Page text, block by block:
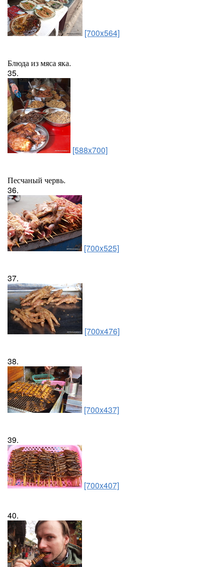
[700x564]
Блюда из мяса яка.
35.
[588x700]
Песчаный червь.
36.
[700x525]
37.
[700x476]
38.
[700x437]
39.
[700x407]
40.